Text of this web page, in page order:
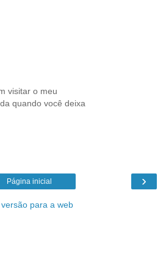
visitar o meu
quando você deixa
›
Página inicial
versão para a web